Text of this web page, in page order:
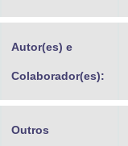
Advocacia-Geral da União
Banco Central do Brasil
Autor(es) e
Colaborador(es):
Outros